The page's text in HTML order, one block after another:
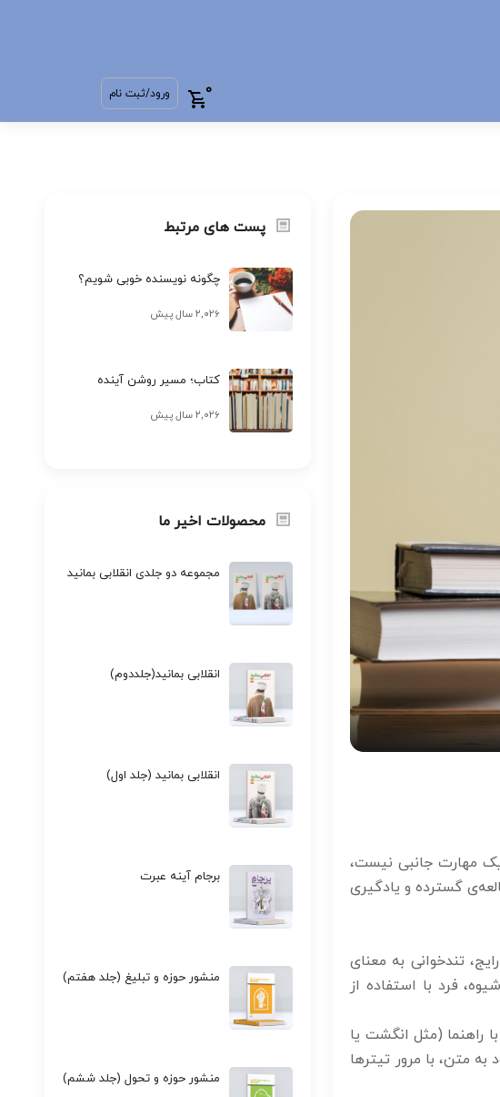
0 ورود/ثبت نام
یک مهارت جانبی نیست،
گسترده و یادگیری
تندخوانی به معنای
فرد با استفاده از
راهنما (مثل انگشت یا
متن، با مرور تیترها
پست های مرتبط
چگونه نویسنده خوبی شویم؟
۲,۰۲۶ سال پیش
کتاب؛ مسیر روشن آینده
۲,۰۲۶ سال پیش
محصولات اخیر ما
مجموعه دو جلدی انقلابی بمانید
انقلابی بمانید(جلددوم)
انقلابی بمانید (جلد اول)
برجام آینه عبرت
منشور حوزه و تبلیغ (جلد هفتم)
منشور حوزه و تحول (جلد ششم)